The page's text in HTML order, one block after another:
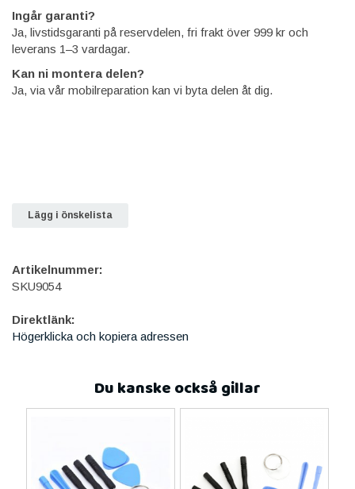
Ingår garanti?
Ja, livstidsgaranti på reservdelen, fri frakt över 999 kr och
leverans 1–3 vardagar.
Kan ni montera delen?
Ja, via vår mobilreparation kan vi byta delen åt dig.
Lägg i önskelista
Artikelnummer:
SKU9054
Direktlänk:
Högerklicka och kopiera adressen
Du kanske också gillar